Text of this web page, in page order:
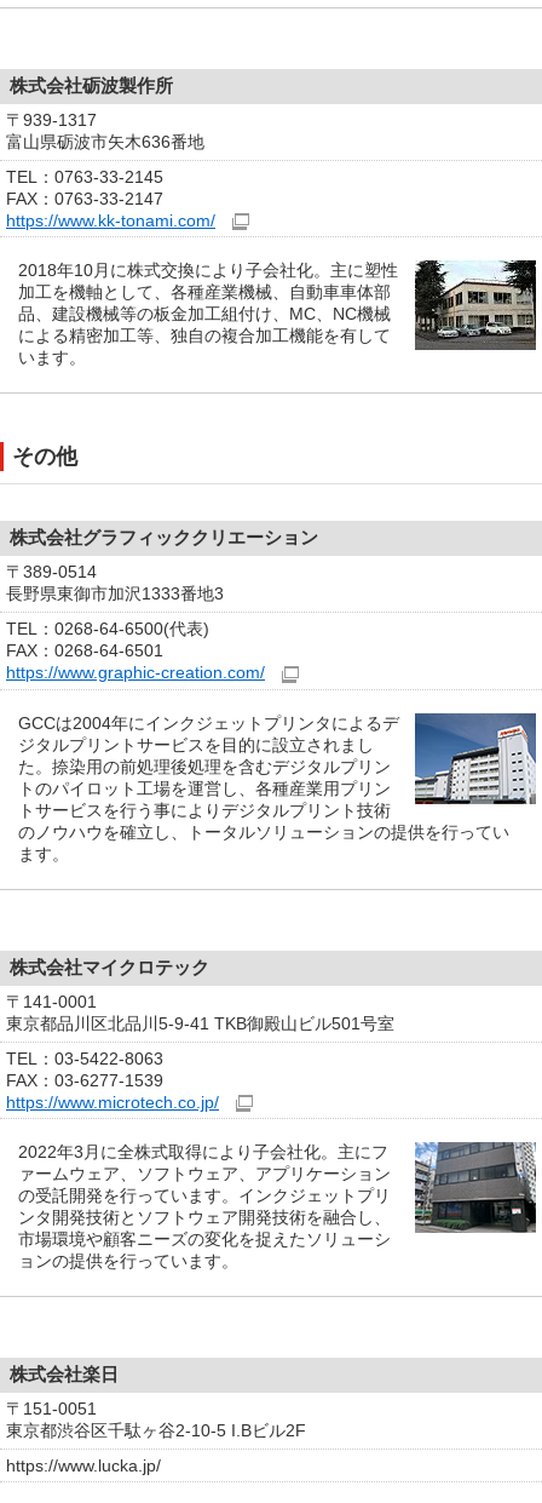
株式会社砺波製作所
〒939-1317
富山県砺波市矢木636番地
TEL：0763-33-2145
FAX：0763-33-2147
https://www.kk-tonami.com/
2018年10月に株式交換により子会社化。主に塑性
加工を機軸として、各種産業機械、自動車車体部
品、建設機械等の板金加工組付け、MC、NC機械
による精密加工等、独自の複合加工機能を有して
います。
その他
株式会社グラフィッククリエーション
〒389-0514
長野県東御市加沢1333番地3
TEL：0268-64-6500(代表)
FAX：0268-64-6501
https://www.graphic-creation.com/
GCCは2004年にインクジェットプリンタによるデ
ジタルプリントサービスを目的に設立されまし
た。捺染用の前処理後処理を含むデジタルプリン
トのパイロット工場を運営し、各種産業用プリン
トサービスを行う事によりデジタルプリント技術
のノウハウを確立し、トータルソリューションの提供を行ってい
ます。
株式会社マイクロテック
〒141-0001
東京都品川区北品川5-9-41 TKB御殿山ビル501号室
TEL：03-5422-8063
FAX：03-6277-1539
https://www.microtech.co.jp/
2022年3月に全株式取得により子会社化。主にフ
ァームウェア、ソフトウェア、アプリケーション
の受託開発を行っています。インクジェットプリ
ンタ開発技術とソフトウェア開発技術を融合し、
市場環境や顧客ニーズの変化を捉えたソリューシ
ョンの提供を行っています。
株式会社楽日
〒151-0051
東京都渋谷区千駄ヶ谷2-10-5 I.Bビル2F
https://www.lucka.jp/